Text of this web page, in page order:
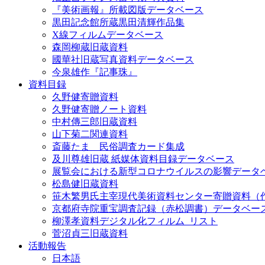
『美術画報』所載図版データベース
黒田記念館所蔵黒田清輝作品集
X線フィルムデータベース
森岡柳蔵旧蔵資料
國華社旧蔵写真資料データベース
今泉雄作『記事珠』
資料目録
久野健寄贈資料
久野健寄贈ノート資料
中村傳三郎旧蔵資料
山下菊二関連資料
斎藤たま 民俗調査カード集成
及川尊雄旧蔵 紙媒体資料目録データベース
展覧会における新型コロナウイルスの影響データ
松島健旧蔵資料
笹木繁男氏主宰現代美術資料センター寄贈資料（
京都府寺院重宝調査記録（赤松調書）データベー
柳澤孝資料デジタル化フィルム_リスト
菅沼貞三旧蔵資料
活動報告
日本語